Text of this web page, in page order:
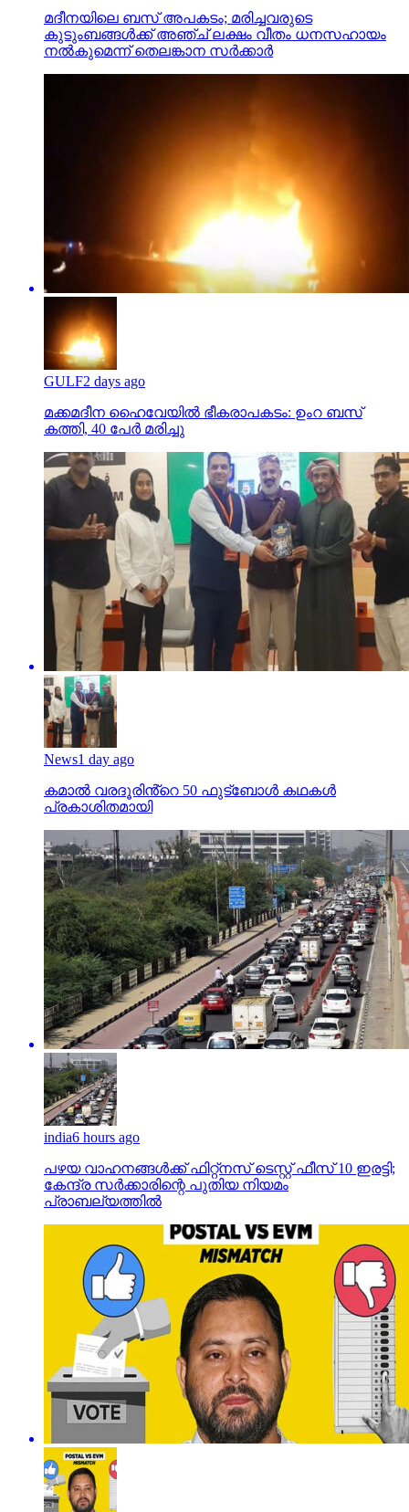
മദീനയിലെ ബസ് അപകടം; മരിച്ചവരുടെ
കുടുംബങ്ങള്‍ക്ക് അഞ്ച് ലക്ഷം വീതം ധനസഹായം
നല്‍കുമെന്ന് തെലങ്കാന സര്‍ക്കാര്‍
GULF2 days ago
മക്കമദീന ഹൈവേയില്‍ ഭീകരാപകടം: ഉംറ ബസ്
കത്തി, 40 പേര്‍ മരിച്ചു
News1 day ago
കമാൽ വരദൂരിൻ്റെ 50 ഫുട്ബോൾ കഥകൾ
പ്രകാശിതമായി
india6 hours ago
പഴയ വാഹനങ്ങള്‍ക്ക് ഫിറ്റ്‌നസ് ടെസ്റ്റ് ഫീസ് 10 ഇരട്ടി;
കേന്ദ്ര സര്‍ക്കാരിന്റെ പുതിയ നിയമം
പ്രാബല്യത്തില്‍